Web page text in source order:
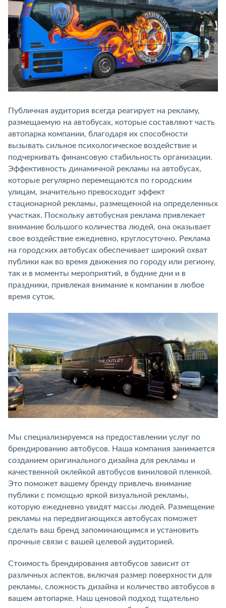
Публичная аудитория всегда реагирует на рекламу,
размещаемую на автобусах, которые составляют часть
автопарка компании, благодаря их способности
вызывать сильное психологическое воздействие и
подчеркивать финансовую стабильность организации.
Эффективность динамичной рекламы на автобусах,
которые регулярно перемещаются по городским
улицам, значительно превосходит эффект
стационарной рекламы, размещенной на определенных
участках. Поскольку автобусная реклама привлекает
внимание большого количества людей, она оказывает
свое воздействие ежедневно, круглосуточно. Реклама
на городских автобусах обеспечивает широкий охват
публики как во время движения по городу или региону,
так и в моменты мероприятий, в будние дни и в
праздники, привлекая внимание к компании в любое
время суток.
Мы специализируемся на предоставлении услуг по
брендированию автобусов. Наша компания занимается
созданием оригинального дизайна для рекламы и
качественной оклейкой автобусов виниловой пленкой.
Это поможет вашему бренду привлечь внимание
публики с помощью яркой визуальной рекламы,
которую ежедневно увидят массы людей. Размещение
рекламы на передвигающихся автобусах поможет
сделать ваш бренд запоминающимся и установить
прочные связи с вашей целевой аудиторией.
Стоимость брендирования автобусов зависит от
различных аспектов, включая размер поверхности для
рекламы, сложность дизайна и количество автобусов в
вашем автопарке. Наш ценовой подход тщательно